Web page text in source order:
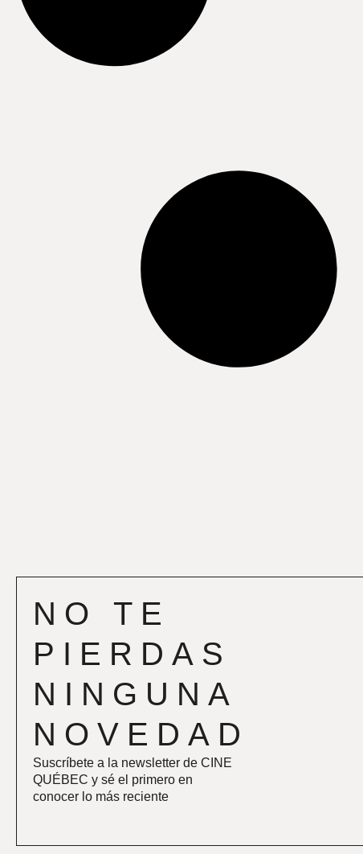
NO TE
PIERDAS
NINGUNA
NOVEDAD
Suscríbete a la newsletter de CINE
QUÉBEC y sé el primero en
conocer lo más reciente